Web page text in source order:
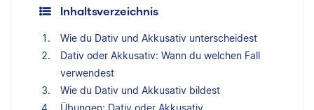
Inhaltsverzeichnis
Wie du Dativ und Akkusativ unterscheidest
Dativ oder Akkusativ: Wann du welchen Fall
verwendest
Wie du Dativ und Akkusativ bildest
Übungen: Dativ oder Akkusativ